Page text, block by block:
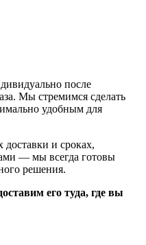
после
Мы стремимся сделать
удобным для
доставки и сроках,
— мы всегда готовы
решения.
его туда, где вы